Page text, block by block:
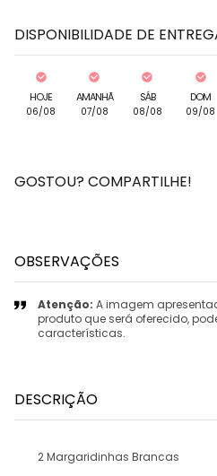
DISPONIBILIDADE DE
HOJE
06/08
AMANHÃ
07/08
SÁB
08/08
DOM
09/08
GOSTOU? COMPARTILHE!
OBSERVAÇÕES
Atenção: A imagem
produto que será oferecido,
características.
DESCRIÇÃO
2 Margaridinhas Brancas